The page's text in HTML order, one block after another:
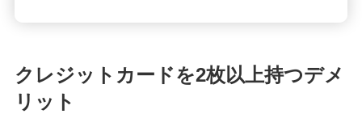
クレジットカードを2枚以上持つデメ
リット